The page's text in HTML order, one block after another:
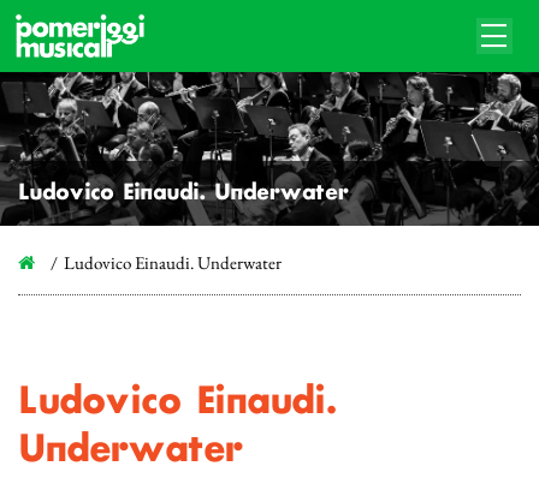
Ludovico Einaudi. Underwater
Ludovico Einaudi. Underwater
Ludovico Einaudi.
Underwater